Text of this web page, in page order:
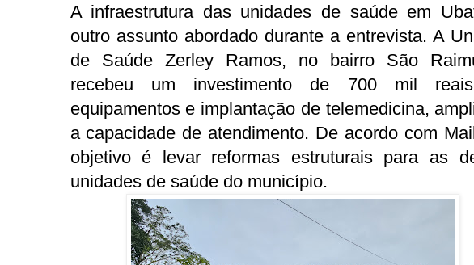
A infraestrutura das unidades de saúde em
outro assunto abordado durante a entrevista. A
de Saúde Zerley Ramos, no bairro São
recebeu um investimento de 700 mil
equipamentos e implantação de telemedicina,
a capacidade de atendimento. De acordo com
objetivo é levar reformas estruturais para as
unidades de saúde do município.